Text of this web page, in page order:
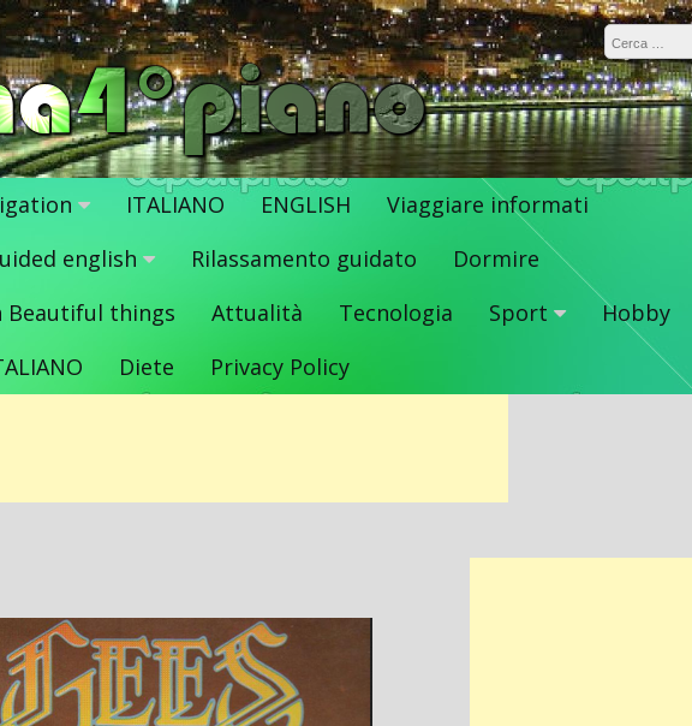
Ricerca per:
ITALIANO ENGLISH
Viaggiare informati
english Rilassamento guidato
Dormire
Beautiful things Attualità Tecnologia Sport Hobby
Diete Privacy Policy